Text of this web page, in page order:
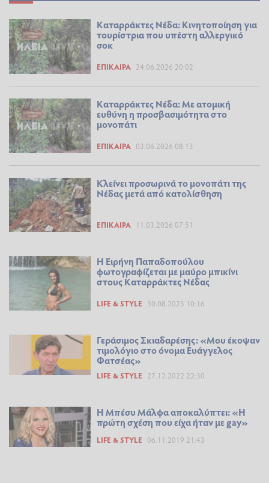
Καταρράκτες Νέδα: Κινητοποίηση για
τουρίστρια που υπέστη αλλεργικό
σοκ
ΕΠΊΚΑΙΡΑ 24.06.2026 20:02
Καταρράκτες Νέδα: Με ατομική
ευθύνη η προσβασιμότητα στο
μονοπάτι
ΕΠΊΚΑΙΡΑ 03.06.2026 08:13
Κλείνει προσωρινά το μονοπάτι της
Νέδας μετά από κατολίσθηση
ΕΠΊΚΑΙΡΑ 11.03.2026 07:51
Η Ειρήνη Παπαδοπούλου
φωτογραφίζεται με μαύρο μπικίνι
στους Καταρράκτες Νέδας
LIFE & STYLE 30.08.2025 10:16
Γεράσιμος Σκιαδαρέσης: «Μου έκοψαν
τιμολόγιο στο όνομα Ευάγγελος
Φατσέας»
LIFE & STYLE 27.12.2022 22:30
Η Μπέσυ Μάλφα αποκαλύπτει: «Η
πρώτη σχέση που είχα ήταν με gay»
LIFE & STYLE 06.11.2019 21:43